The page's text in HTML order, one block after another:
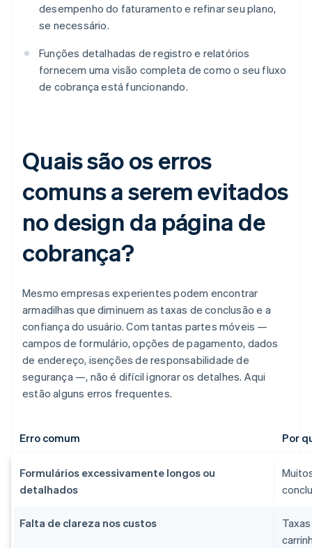
desempenho do faturamento e refinar seu plano,
se necessário.
Funções detalhadas de registro e relatórios
fornecem uma visão completa de como o seu fluxo
de cobrança está funcionando.
Quais são os erros
comuns a serem evitados
no design da página de
cobrança?
Mesmo empresas experientes podem encontrar
armadilhas que diminuem as taxas de conclusão e a
confiança do usuário. Com tantas partes móveis —
campos de formulário, opções de pagamento, dados
de endereço, isenções de responsabilidade de
segurança —, não é difícil ignorar os detalhes. Aqui
estão alguns erros frequentes.
Erro comum Por
Formulários excessivamente longos ou
detalhados
Falta de clareza nos custos